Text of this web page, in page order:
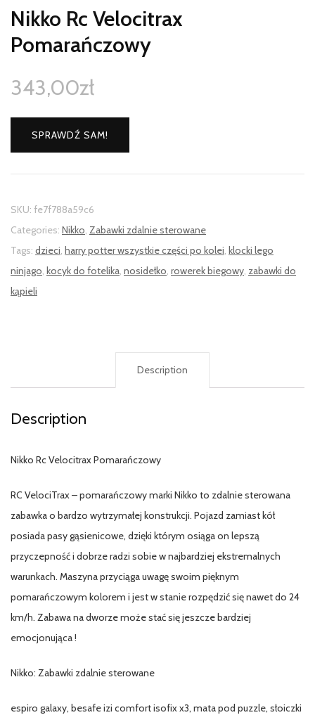
Nikko Rc Velocitrax
Pomarańczowy
343,00zł
SPRAWDŹ SAM!
SKU: fe7f788a59c6
Categories: Nikko, Zabawki zdalnie sterowane
Tags: dzieci, harry potter wszystkie części po kolei, klocki lego
ninjago, kocyk do fotelika, nosidełko, rowerek biegowy, zabawki do
kąpieli
Description
Description
Nikko Rc Velocitrax Pomarańczowy
RC VelociTrax – pomarańczowy marki Nikko to zdalnie sterowana
zabawka o bardzo wytrzymałej konstrukcji. Pojazd zamiast kół
posiada pasy gąsienicowe, dzięki którym osiąga on lepszą
przyczepność i dobrze radzi sobie w najbardziej ekstremalnych
warunkach. Maszyna przyciąga uwagę swoim pięknym
pomarańczowym kolorem i jest w stanie rozpędzić się nawet do 24
km/h. Zabawa na dworze może stać się jeszcze bardziej
emocjonująca !
Nikko: Zabawki zdalnie sterowane
espiro galaxy, besafe izi comfort isofix x3, mata pod puzzle, słoiczki